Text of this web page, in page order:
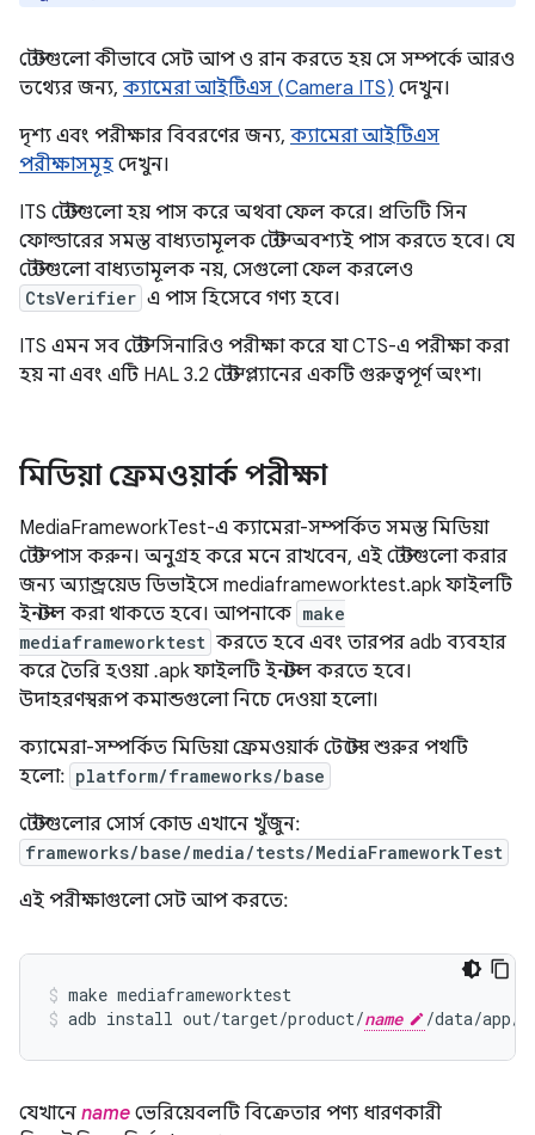
টেস্টগুলো কীভাবে সেট আপ ও রান করতে হয় সে সম্পর্কে আরও
তথ্যের জন্য, ক্যামেরা আইটিএস (Camera ITS) দেখুন।
দৃশ্য এবং পরীক্ষার বিবরণের জন্য, ক্যামেরা আইটিএস
পরীক্ষাসমূহ দেখুন।
ITS টেস্টগুলো হয় পাস করে অথবা ফেল করে। প্রতিটি সিন
ফোল্ডারের সমস্ত বাধ্যতামূলক টেস্ট অবশ্যই পাস করতে হবে। যে
টেস্টগুলো বাধ্যতামূলক নয়, সেগুলো ফেল করলেও
CtsVerifier এ পাস হিসেবে গণ্য হবে।
ITS এমন সব টেস্ট সিনারিও পরীক্ষা করে যা CTS-এ পরীক্ষা করা
হয় না এবং এটি HAL 3.2 টেস্ট প্ল্যানের একটি গুরুত্বপূর্ণ অংশ।
মিডিয়া ফ্রেমওয়ার্ক পরীক্ষা
MediaFrameworkTest-এ ক্যামেরা-সম্পর্কিত সমস্ত মিডিয়া
টেস্ট পাস করুন। অনুগ্রহ করে মনে রাখবেন, এই টেস্টগুলো করার
জন্য অ্যান্ড্রয়েড ডিভাইসে mediaframeworktest.apk ফাইলটি
ইনস্টল করা থাকতে হবে। আপনাকে make
mediaframeworktest করতে হবে এবং তারপর adb ব্যবহার
করে তৈরি হওয়া .apk ফাইলটি ইনস্টল করতে হবে।
উদাহরণস্বরূপ কমান্ডগুলো নিচে দেওয়া হলো।
ক্যামেরা-সম্পর্কিত মিডিয়া ফ্রেমওয়ার্ক টেস্টের শুরুর পথটি
হলো: platform/frameworks/base
টেস্টগুলোর সোর্স কোড এখানে খুঁজুন:
frameworks/base/media/tests/MediaFrameworkTest
এই পরীক্ষাগুলো সেট আপ করতে:
make mediaframeworktest
adb install out/target/product/name /data/app/
যেখানে name ভেরিয়েবলটি বিক্রেতার পণ্য ধারণকারী